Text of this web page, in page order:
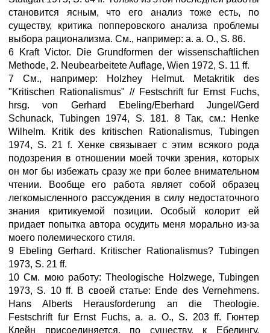
становится ясным, что его анализ тоже есть, по
существу, критика попперовского анализа проблемы
выбора рационализма. См., например: а. а. О., S. 86.
6 Kraft Victor. Die Grundformen der wissenschaftlichen
Methode, 2. Neubearbeitete Auflage, Wien 1972, S. 11 ff.
7 См., например: Holzhey Helmut. Metakritik des
"Kritischen Rationalismus" // Festschrift fur Ernst Fuchs,
hrsg. von Gerhard Ebeling/Eberhard Jungel/Gerd
Schunack, Tubingen 1974, S. 181. 8 Так, см.: Henke
Wilhelm. Kritik des kritischen Rationalismus, Tubingen
1974, S. 21 f. Хенке связывает с этим всякого рода
подозрения в отношении моей точки зрения, которых
он мог бы избежать сразу же при более внимательном
чтении. Вообще его работа являет собой образец
легкомысленного рассуждения в силу недостаточного
знания критикуемой позиции. Особый колорит ей
придает попытка автора осудить меня морально из-за
моего полемического стиля.
9 Ebeling Gerhard. Kritischer Rationalismus? Tubingen
1973, S. 21 ff.
10 См. мою работу: Theologische Holzwege, Tubingen
1973, S. 10 ff. В своей статье: Ende des Vernehmens.
Hans Alberts Herausforderung an die Theologie.
Festschrift fur Ernst Fuchs, а. а. О., S. 203 ff. Гюнтер
Клейн присоединяется, по существу, к Ебелингу,